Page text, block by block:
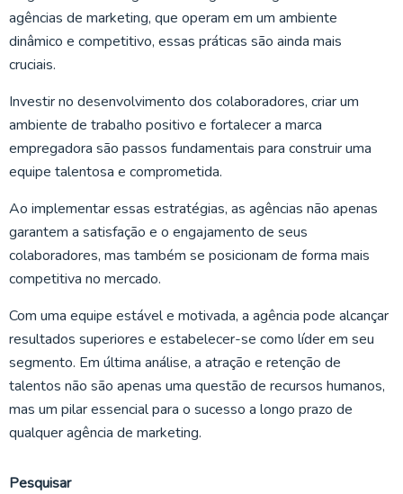
agências de marketing, que operam em um ambiente
dinâmico e competitivo, essas práticas são ainda mais
cruciais.
Investir no desenvolvimento dos colaboradores, criar um
ambiente de trabalho positivo e fortalecer a marca
empregadora são passos fundamentais para construir uma
equipe talentosa e comprometida.
Ao implementar essas estratégias, as agências não apenas
garantem a satisfação e o engajamento de seus
colaboradores, mas também se posicionam de forma mais
competitiva no mercado.
Com uma equipe estável e motivada, a agência pode alcançar
resultados superiores e estabelecer-se como líder em seu
segmento. Em última análise, a atração e retenção de
talentos não são apenas uma questão de recursos humanos,
mas um pilar essencial para o sucesso a longo prazo de
qualquer agência de marketing.
Pesquisar